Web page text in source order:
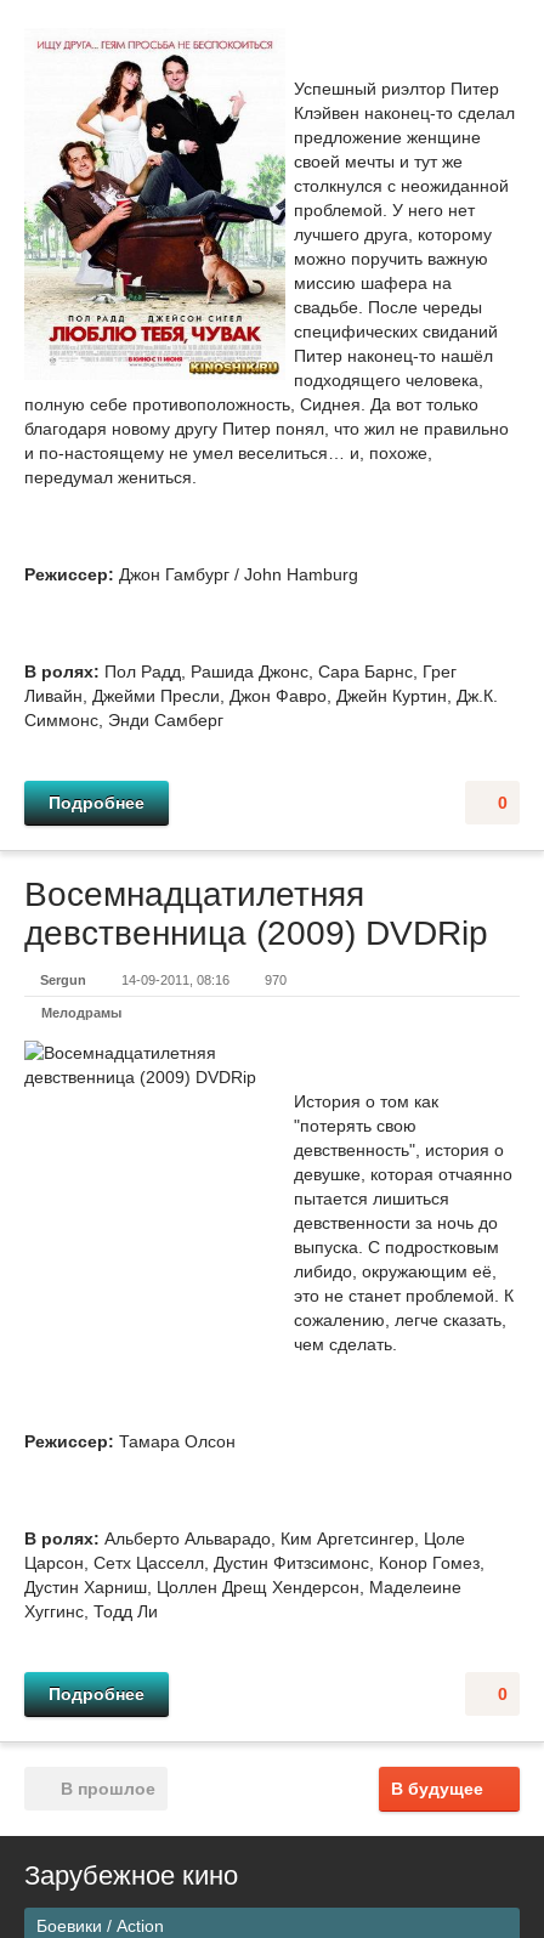
Успешный риэлтор Питер
Клэйвен наконец-то сделал
предложение женщине
своей мечты и тут же
столкнулся с неожиданной
проблемой. У него нет
лучшего друга, которому
можно поручить важную
миссию шафера на
свадьбе. После череды
специфических свиданий
Питер наконец-то нашёл
подходящего человека,
полную себе противоположность, Сиднея. Да вот только
благодаря новому другу Питер понял, что жил не правильно
и по-настоящему не умел веселиться… и, похоже,
передумал жениться.
Режиссер: Джон Гамбург / John Hamburg
В ролях: Пол Радд, Рашида Джонс, Сара Барнс, Грег
Ливайн, Джейми Пресли, Джон Фавро, Джейн Куртин, Дж.К.
Симмонс, Энди Самберг
0
Подробнее
Восемнадцатилетняя
девственница (2009) DVDRір
Sergun 14-09-2011, 08:16 970
Мелодрамы
История о том как
"потерять свою
девственность", история о
девушке, которая отчаянно
пытается лишиться
девственности за ночь до
выпуска. С подростковым
либидо, окружающим её,
это не станет проблемой. К
сожалению, легче сказать,
чем сделать.
Режиссер: Тамара Олсон
В ролях: Альберто Альварадо, Ким Аргетсингер, Цоле
Царсон, Сетх Цасселл, Дустин Фитзсимонс, Конор Гомез,
Дустин Харниш, Цоллен Дрещ Хендерсон, Маделеине
Хуггинс, Тодд Ли
0
Подробнее
В будущее
В прошлое
Зарубежное кино
Боевики / Action